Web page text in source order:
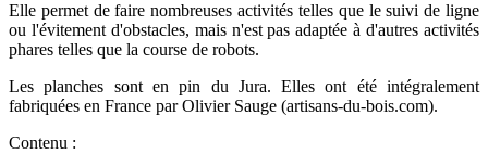
Elle permet de faire nombreuses activités telles que le suivi de ligne
ou l'évitement d'obstacles, mais n'est pas adaptée à d'autres activités
phares telles que la course de robots.
Les planches sont en pin du Jura. Elles ont été intégralement
fabriquées en France par Olivier Sauge (artisans-du-bois.com).
Contenu :